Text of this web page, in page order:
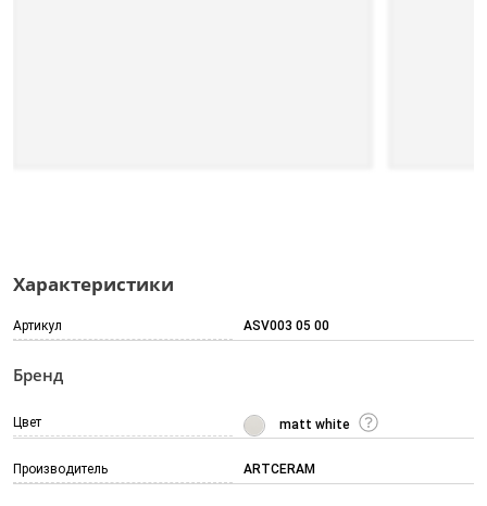
Характеристики
Артикул ASV003 05 00
Бренд
Цвет matt white
Производитель ARTCERAM